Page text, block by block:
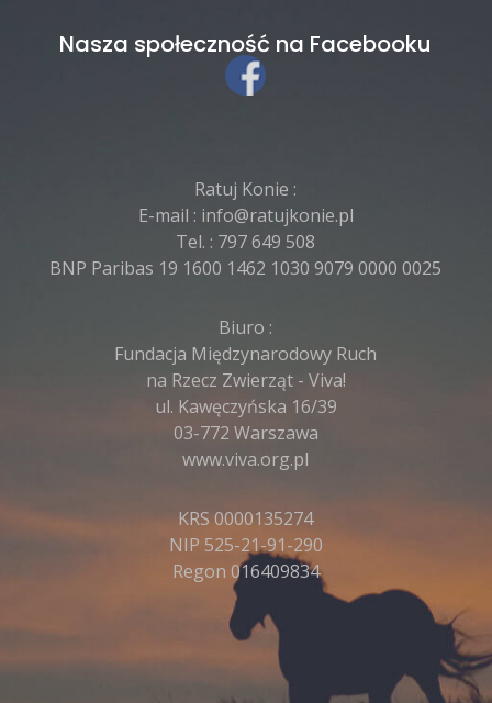
Nasza społeczność na Facebooku
Ratuj Konie :
E-mail : info@ratujkonie.pl
Tel. : 797 649 508
BNP Paribas 19 1600 1462 1030 9079 0000 0025
Biuro :
Fundacja Międzynarodowy Ruch
na Rzecz Zwierząt - Viva!
ul. Kawęczyńska 16/39
03-772 Warszawa
www.viva.org.pl
KRS 0000135274
NIP 525-21-91-290
Regon 016409834